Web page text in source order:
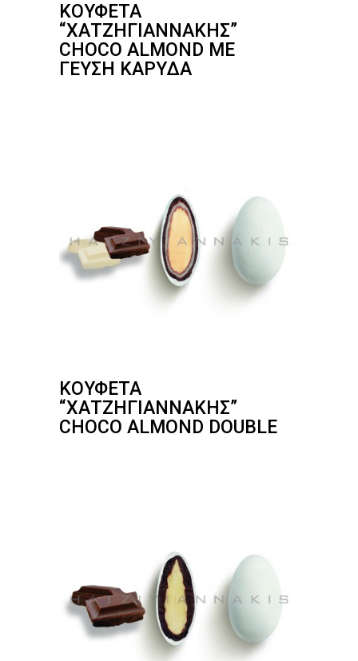
ΚΟΥΦΈΤΑ
“ΧΑΤΖΗΓΙΑΝΝΆΚΗΣ”
CHOCO ALMOND ΜΕ
ΓΕΎΣΗ ΚΑΡΎΔΑ
ΚΟΥΦΈΤΑ
“ΧΑΤΖΗΓΙΑΝΝΆΚΗΣ”
CHOCO ALMOND DOUBLE